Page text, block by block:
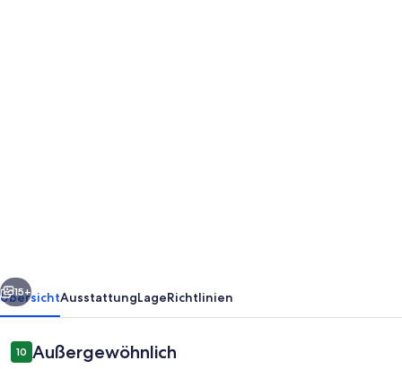
Weiter
15+
ÜbersichtAusstattungLageRichtlinien
Bewertungen
1010 von 10.
Außergewöhnlich